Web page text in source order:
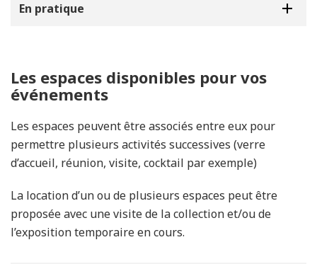
En pratique
Les espaces disponibles pour vos
événements
Les espaces peuvent être associés entre eux pour
permettre plusieurs activités successives (verre
d’accueil, réunion, visite, cocktail par exemple)
La location d’un ou de plusieurs espaces peut être
proposée avec une visite de la collection et/ou de
l’exposition temporaire en cours.